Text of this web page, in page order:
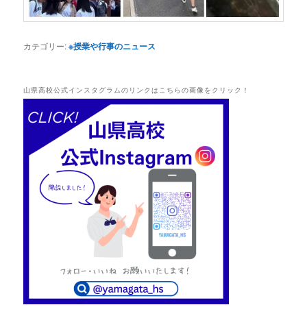
カテゴリー:※授業や行事のニュース
山県高校公式インスタグラムのリンクはこちらの画像をクリック！